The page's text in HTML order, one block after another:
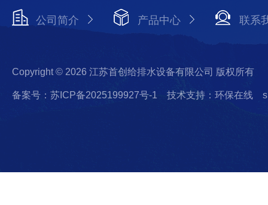
公司简介 产品中心 联系
Copyright © 2026 江苏首创给排水设备有限公司 版权所有
备案号：苏ICP备2025199927号-1 技术支持：环保在线